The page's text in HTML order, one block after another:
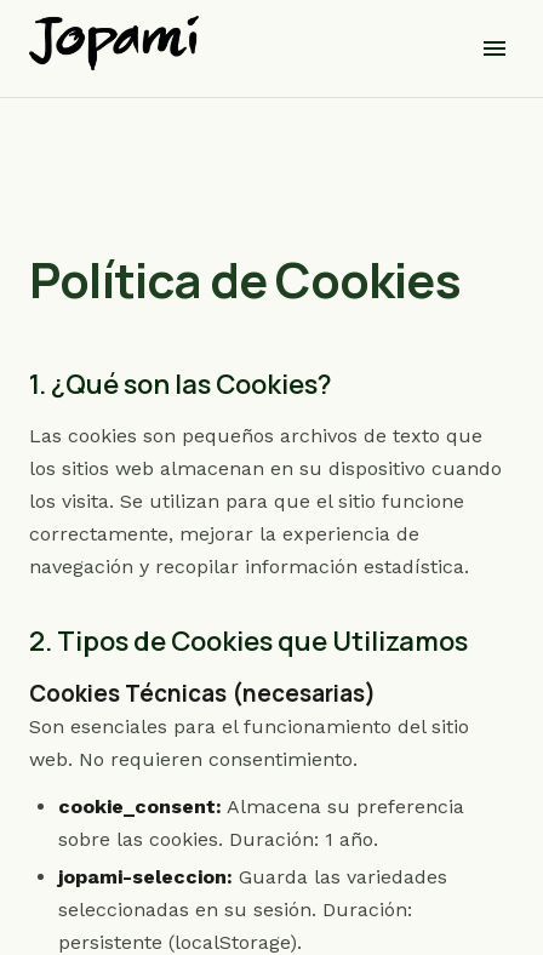
menu
Política de Cookies
1. ¿Qué son las Cookies?
Las cookies son pequeños archivos de texto que
los sitios web almacenan en su dispositivo cuando
los visita. Se utilizan para que el sitio funcione
correctamente, mejorar la experiencia de
navegación y recopilar información estadística.
2. Tipos de Cookies que Utilizamos
Cookies Técnicas (necesarias)
Son esenciales para el funcionamiento del sitio
web. No requieren consentimiento.
cookie_consent: Almacena su preferencia
sobre las cookies. Duración: 1 año.
jopami-seleccion: Guarda las variedades
seleccionadas en su sesión. Duración:
persistente (localStorage).